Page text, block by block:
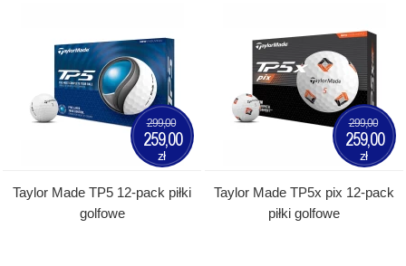
Taylor Made TP5 12-pack piłki
golfowe
299,00
259,00
zł
Taylor Made TP5x pix 12-pack
piłki golfowe
299,00
259,00
zł